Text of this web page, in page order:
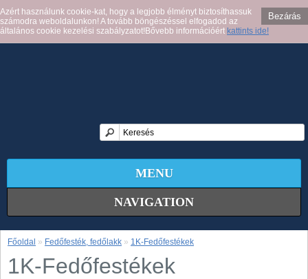
MENU
NAVIGATION
Főoldal » Fedőfesték, fedőlakk » 1K-Fedőfestékek
1K-Fedőfestékek
Bezárás
Azért használunk cookie-kat, hogy a legjobb élményt biztosíthassuk
számodra weboldalunkon! A tovább böngészéssel elfogadod az
általános cookie kezelési szabályzatot!Bővebb információért kattints ide!